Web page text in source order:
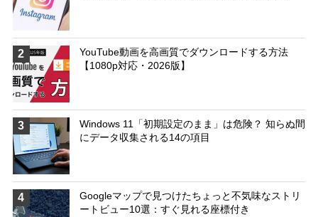
2
YouTube動画を高画質でダウンロードする方法
【1080p対応・2026版】
3
Windows 11「初期設定のまま」は危険？ 知らぬ間
にデータ収集される14の項目
4
Googleマップで見つけたちょっと不気味なストリ
ートビュー10選：すぐ見れる座標付き